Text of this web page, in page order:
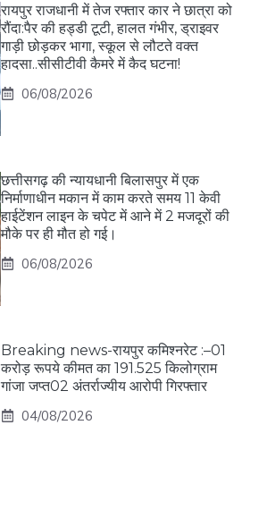
रायपुर राजधानी में तेज रफ्तार कार ने छात्रा को
रौंदा:पैर की हड्डी टूटी, हालत गंभीर, ड्राइवर
गाड़ी छोड़कर भागा, स्कूल से लौटते वक्त
हादसा..सीसीटीवी कैमरे में कैद घटना!
06/08/2026
छत्तीसगढ़ की न्यायधानी बिलासपुर में एक
निर्माणाधीन मकान में काम करते समय 11 केवी
हाईटेंशन लाइन के चपेट में आने में 2 मजदूरों की
मौके पर ही मौत हो गई।
06/08/2026
Breaking news-रायपुर कमिश्नरेट :–01
करोड़ रूपये कीमत का 191.525 किलोग्राम
गांजा जप्त02 अंतर्राज्यीय आरोपी गिरफ्तार
04/08/2026